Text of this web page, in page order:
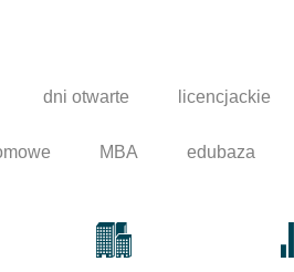
dni otwarte licencjackie
MBA edubaza